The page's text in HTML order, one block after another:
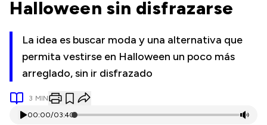
Halloween sin disfrazarse
La idea es buscar moda y una alternativa que
permita vestirse en Halloween un poco más
arreglado, sin ir disfrazado
3 MIN
00:00/03:40